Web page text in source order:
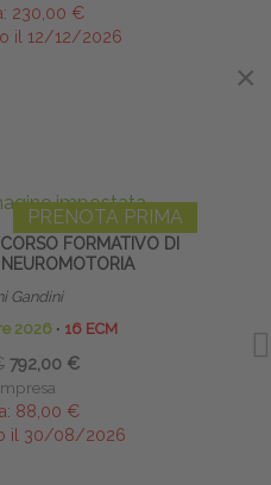
230,00 €
il 12/12/2026
PRENOTA PRIMA
FORMATIVO DI
Gandini
2026 ∙ 16 ECM
792,00 €
88,00 €
il 30/08/2026
×